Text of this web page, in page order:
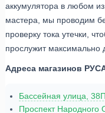
аккумулятора в любом
мастера, мы проводим
проверку тока утечки,
прослужит максимально
Адреса магазинов
Бассейная улица,
Проспект Народного